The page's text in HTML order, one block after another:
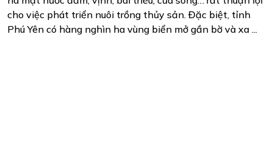
cho việc phát triển nuôi trồng thủy sản. Đặc biệt, tỉnh
Phú Yên có hàng nghìn ha vùng biển mở gần bờ và xa ...